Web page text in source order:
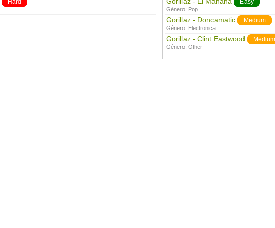
Hard Easy
Género: Pop
Gorillaz - Doncamatic Medium
Género: Electronica
Gorillaz - Clint Eastwood Medium
Género: Other